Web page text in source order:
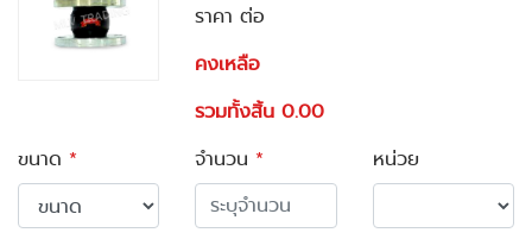
ราคา ต่อ
คงเหลือ
รวมทั้งสิ้น 0.00
ขนาด * จำนวน * หน่วย